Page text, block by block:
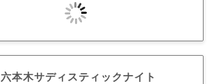
六本木サディスティックナイト